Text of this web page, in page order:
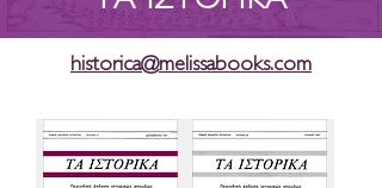
historica@melissabooks.com